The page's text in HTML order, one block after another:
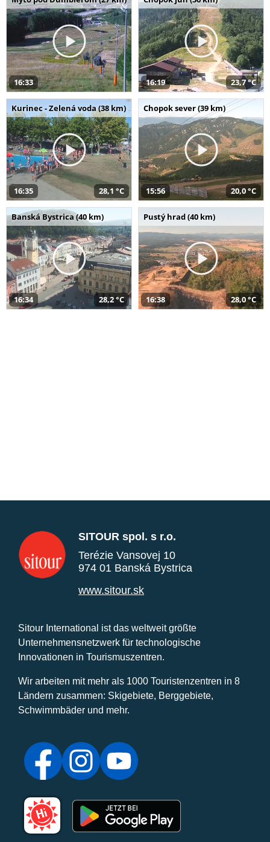
16:33 16:19 23,7 °C
Kurinec - Zelená voda (38 km)
16:35 28,1 °C
Chopok sever (39 km)
15:56 20,0 °C
Banská Bystrica (40 km)
16:34 28,2 °C
Pustý hrad (40 km)
16:38 28,0 °C
SITOUR spol. s r.o.
Terézie Vansovej 10
974 01 Banská Bystrica
www.sitour.sk
Sitour International ist das weltweit größte
Unternehmensnetzwerk für technologische
Innovationen in Tourismuszentren.
Wir arbeiten mit mehr als 1000 Touristenzentren in 8
Ländern zusammen: Skigebiete, Berggebiete,
Schwimmbäder und mehr.